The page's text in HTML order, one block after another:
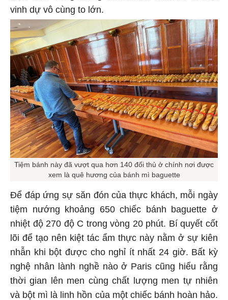
vinh dự vô cùng to lớn.
Tiệm bánh này đã vượt qua hơn 140 đối thủ ở chính nơi được
xem là quê hương của bánh mì baguette
Để đáp ứng sự săn đón của thực khách, mỗi ngày
tiệm nướng khoảng 650 chiếc bánh baguette ở
nhiệt độ 270 độ C trong vòng 20 phút. Bí quyết cốt
lõi để tạo nên kiệt tác ẩm thực này nằm ở sự kiên
nhẫn khi bột được cho nghỉ ít nhất 24 giờ. Bất kỳ
nghệ nhân lành nghề nào ở Paris cũng hiểu rằng
thời gian lên men cùng chất lượng men tự nhiên
và bột mì là linh hồn của một chiếc bánh hoàn hảo.